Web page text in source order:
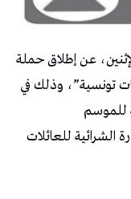
عن إطلاق حملة
تونسية”، وذلك في
للموسم
الشرائية للعائلات